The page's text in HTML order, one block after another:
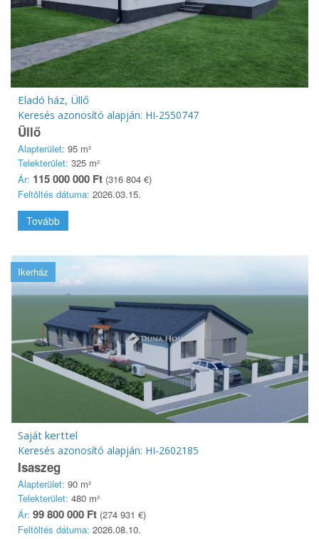
Eladó ház, Üllő
Keresés azonosító alapján: HI-2550747
Üllő
Alapterület: 95 m²
Telekterület: 325 m²
Ár: 115 000 000 Ft (316 804 €)
Feltöltés dátuma: 2026.03.15.
Tovább
Ikerház
Saját kerttel
Keresés azonosító alapján: HI-2602185
Isaszeg
Alapterület: 90 m²
Telekterület: 480 m²
Ár: 99 800 000 Ft (274 931 €)
Feltöltés dátuma: 2026.08.10.